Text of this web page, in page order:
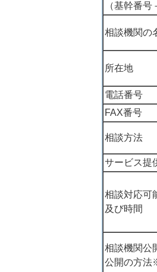
（基幹番
相談機関の
所在地
電話番号
FAX番号
相談方法
サービス
相談対応可
及び時間
相談機関公
公開の方